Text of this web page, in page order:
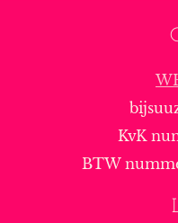
KvK
BTW